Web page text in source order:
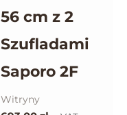
56 cm z 2
Szufladami
Saporo 2F
Witryny